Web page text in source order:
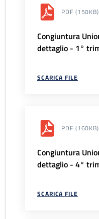
PDF (150KB)
Congiuntura
dettaglio - 1°
SCARICA FILE
PDF (160KB)
Congiuntura
dettaglio - 4°
SCARICA FILE